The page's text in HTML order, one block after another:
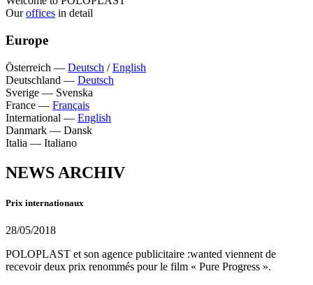
Ouroffices in detail
Europe
Österreich — Deutsch /English
Deutschland — Deutsch
Sverige — Svenska
France — Français
International — English
Danmark — Dansk
Italia — Italiano
NEWS ARCHIV
Prix internationaux
28/05/2018
POLOPLAST et son agence publicitaire :wanted viennent de
recevoir deux prix renommés pour le film « Pure Progress ».